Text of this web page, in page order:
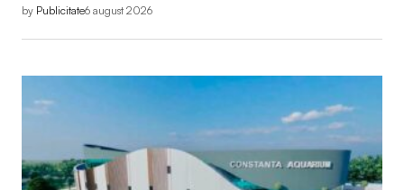
by Publicitate6 august 2026